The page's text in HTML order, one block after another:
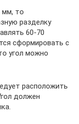
мм, то
разделку
60-70
сформировать с
угол можно
расположить
должен